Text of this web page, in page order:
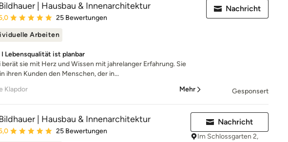
| Hausbau & Innenarchitektur
Bewertung: 5 von 5 Sternen
25 Bewertungen
Arbeiten
I Lebensqualität ist planbar
berät sie mit Herz und Wissen mit jahrelanger Erfahrung. Sie
ihren Kunden den Menschen, der in...
Klapdor
Mehr
Nachricht
Gesponsert
| Hausbau & Innenarchitektur
Bewertung: 5 von 5 Sternen
25 Bewertungen
Nachricht
Im Schlossgarten 2,